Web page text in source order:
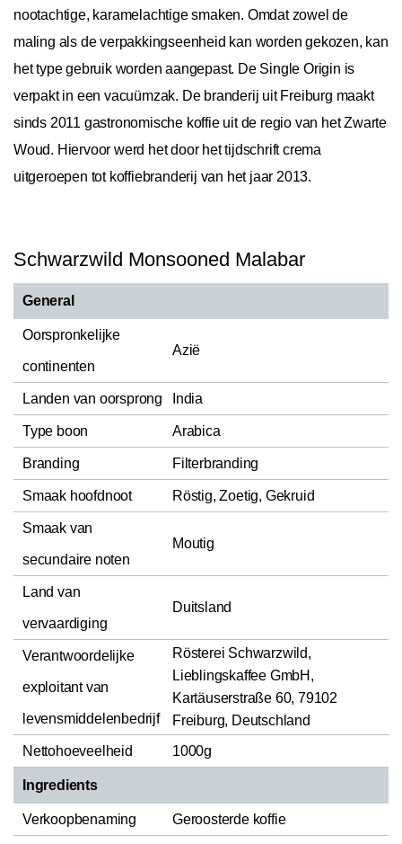
nootachtige, karamelachtige smaken. Omdat zowel de
maling als de verpakkingseenheid kan worden gekozen, kan
het type gebruik worden aangepast. De Single Origin is
verpakt in een vacuümzak. De branderij uit Freiburg maakt
sinds 2011 gastronomische koffie uit de regio van het Zwarte
Woud. Hiervoor werd het door het tijdschrift crema
uitgeroepen tot koffiebranderij van het jaar 2013.
Schwarzwild Monsooned Malabar
General
Oorspronkelijke
continenten
Azië
Landen van oorsprong India
Type boon Arabica
Branding Filterbranding
Smaak hoofdnoot Röstig, Zoetig, Gekruid
Smaak van
secundaire noten
Moutig
Land van
vervaardiging
Duitsland
Verantwoordelijke
exploitant van
levensmiddelenbedrijf
Rösterei Schwarzwild,
Lieblingskaffee GmbH,
Kartäuserstraße 60, 79102
Freiburg, Deutschland
Nettohoeveelheid
1000g
Ingredients
Verkoopbenaming Geroosterde koffie